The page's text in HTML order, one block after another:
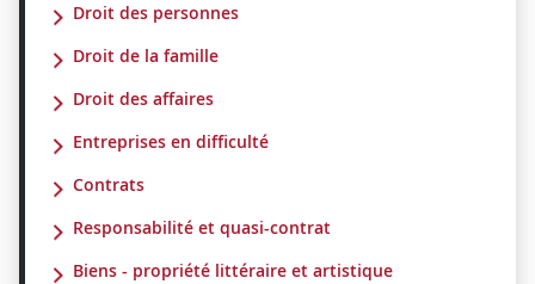
Droit des personnes
Droit de la famille
Droit des affaires
Entreprises en difficulté
Contrats
Responsabilité et quasi-contrat
Biens - propriété littéraire et artistique